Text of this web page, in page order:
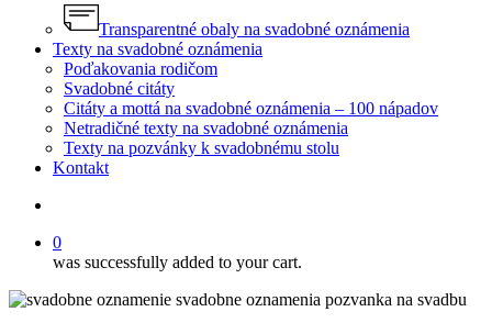
Transparentné obaly na svadobné oznámenia
Texty na svadobné oznámenia
Poďakovania rodičom
Svadobné citáty
Citáty a mottá na svadobné oznámenia – 100 nápadov
Netradičné texty na svadobné oznámenia
Texty na pozvánky k svadobnému stolu
Kontakt
0
was successfully added to your cart.